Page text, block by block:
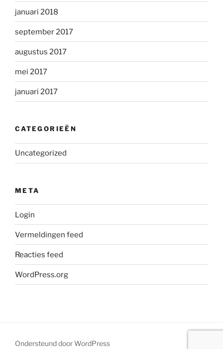
januari 2018
september 2017
augustus 2017
mei 2017
januari 2017
CATEGORIEËN
Uncategorized
META
Login
Vermeldingen feed
Reacties feed
WordPress.org
Ondersteund door WordPress